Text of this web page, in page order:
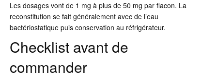
Les dosages vont de 1 mg à plus de 50 mg par flacon. La
reconstitution se fait généralement avec de l’eau
bactériostatique puis conservation au réfrigérateur.
Checklist avant de
commander